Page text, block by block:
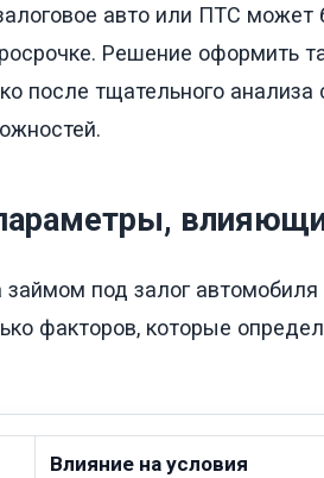
авто или ПТС может
Решение оформить
после тщательного анализа
под залог
факторов, которые
Влияние на условия